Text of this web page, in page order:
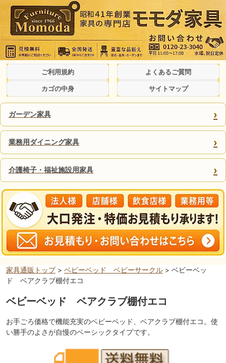
ご利用規約 よくあるご質問
カゴの中身 サイトマップ
ガーデン家具 ›
業務用ダイニング家具 ›
介護椅子・福祉施設用家具 ›
家具通販トップ> ベビーベッド ベビーサークル > ベビーベッ
ド ベアクラブ棚付エコ
ベビーベッド ベアクラブ棚付エコ
お手ごろ価格で機能充実のベビーベッド、ベアクラブ棚付エコ。使
い勝手のよさが自慢のベーシックタイプです。